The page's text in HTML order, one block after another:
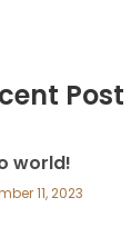
Post
world!
11, 2023